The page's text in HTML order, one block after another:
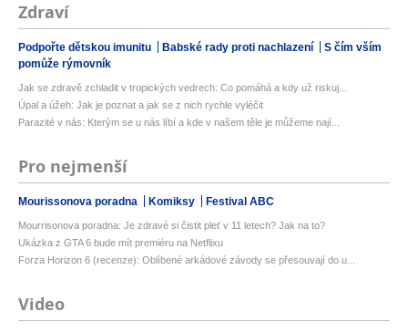
Zdraví
Podpořte dětskou imunitu Babské rady proti nachlazení
S čím vším
pomůže rýmovník
Jak se zdravě zchladit v tropických vedrech: Co pomáhá a kdy už riskuj...
Úpal a úžeh: Jak je poznat a jak se z nich rychle vyléčit
Parazité v nás: Kterým se u nás líbí a kde v našem těle je můžeme nají...
Pro nejmenší
Mourissonova poradna Komiksy Festival ABC
Mourrisonova poradna: Je zdravé si čistit pleť v 11 letech? Jak na to?
Ukázka z GTA 6 bude mít premiéru na Netflixu
Forza Horizon 6 (recenze): Oblíbené arkádové závody se přesouvají do u...
Video